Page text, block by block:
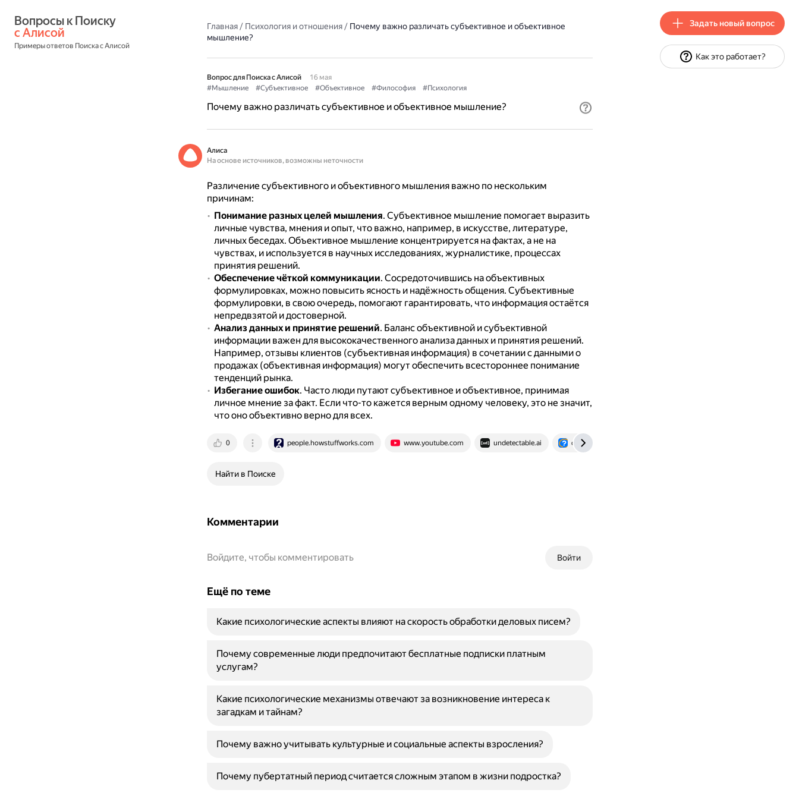
с Алисой
Примеры ответов Поиска с Алисой
Главная/ Психология и отношения/ Почему важно различать субъективное и объективное
мышление?
Вопрос для Поиска с Алисой
16 мая
#Мышление
#Субъективное #Объективное #Философия #Психология
Почему важно различать субъективное и объективное мышление?
Алиса
На основе источников, возможны неточности
Различение субъективного и объективного мышления важно по нескольким
причинам:
Понимание разных целей мышления. Субъективное мышление помогает выразить
личные чувства, мнения и опыт, что важно, например, в искусстве, литературе,
личных беседах. Объективное мышление концентрируется на фактах, а не на
чувствах, и используется в научных исследованиях, журналистике, процессах
принятия решений.
Обеспечение чёткой коммуникации. Сосредоточившись на объективных
формулировках, можно повысить ясность и надёжность общения. Субъективные
формулировки, в свою очередь, помогают гарантировать, что информация остаётся
непредвзятой и достоверной.
Анализ данных и принятие решений. Баланс объективной и субъективной
информации важен для высококачественного анализа данных и принятия решений.
Например, отзывы клиентов (субъективная информация) в сочетании с данными о
продажах (объективная информация) могут обеспечить всестороннее понимание
тенденций рынка.
Избегание ошибок. Часто люди путают субъективное и объективное, принимая
личное мнение за факт. Если что-то кажется верным одному человеку, это не значит,
что оно объективно верно для всех.
0 people.howstuffworks.com www.youtube.com undetectable.ai otvet.mail.ru
Найти в Поиске
Комментарии
Войти
Войдите, чтобы комментировать
Ещё по теме
Какие психологические аспекты влияют на скорость обработки деловых писем?
Почему современные люди предпочитают бесплатные подписки платным
услугам?
Какие психологические механизмы отвечают за возникновение интереса к
загадкам и тайнам?
Почему важно учитывать культурные и социальные аспекты взросления?
Почему пубертатный период считается сложным этапом в жизни подростка?
Задать новый вопрос
Как это работает?